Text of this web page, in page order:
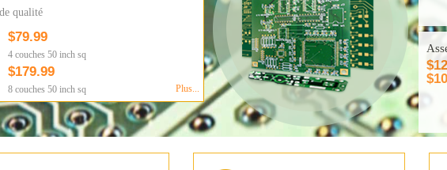
qualité
$79.99
4 couches 50 inch sq
$179.99
8 couches 50 inch sq Plus...
$10